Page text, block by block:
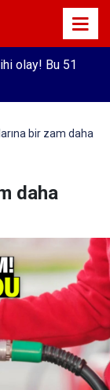
olay! Bu 51
bir zam daha
daha